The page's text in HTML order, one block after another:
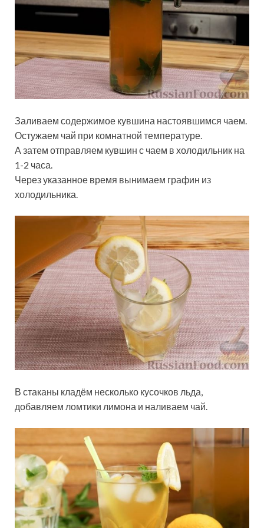
Заливаем содержимое кувшина настоявшимся чаем.
Остужаем чай при комнатной температуре.
А затем отправляем кувшин с чаем в холодильник на
1-2 часа.
Через указанное время вынимаем графин из
холодильника.
В стаканы кладём несколько кусочков льда,
добавляем ломтики лимона и наливаем чай.